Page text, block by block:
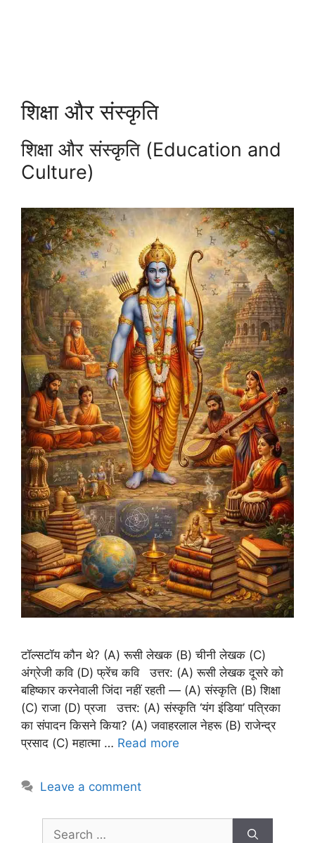
शिक्षा और संस्कृति
शिक्षा और संस्कृति (Education and
Culture)
टॉल्सटॉय कौन थे? (A) रूसी लेखक (B) चीनी लेखक (C)
अंग्रेजी कवि (D) फ्रेंच कवि उत्तर: (A) रूसी लेखक दूसरे को
बहिष्कार करनेवाली जिंदा नहीं रहती — (A) संस्कृति (B) शिक्षा
(C) राजा (D) प्रजा उत्तर: (A) संस्कृति ‘यंग इंडिया’ पत्रिका
का संपादन किसने किया? (A) जवाहरलाल नेहरू (B) राजेन्द्र
प्रसाद (C) महात्मा … Read more
Leave a comment